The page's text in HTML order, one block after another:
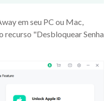
em seu PC ou Mac,
recurso "Desbloquear Senha